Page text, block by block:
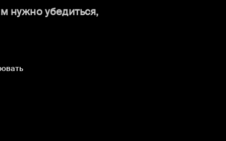
нужно убедиться,